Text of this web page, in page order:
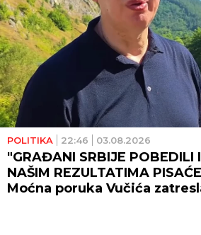
POLITIKA 22:46 03.08.2026
"GRAĐANI SRBIJE POBEDILI
NAŠIM REZULTATIMA
Moćna poruka Vučića